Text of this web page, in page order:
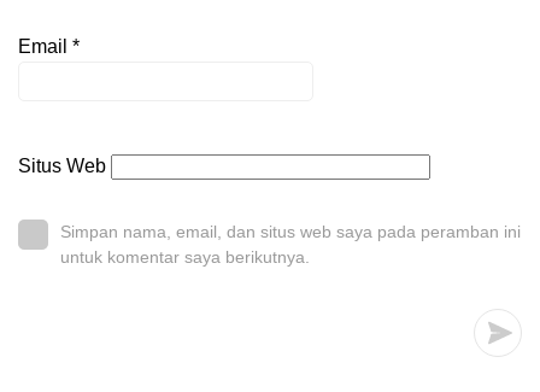
Email *
Situs Web
Simpan nama, email, dan situs web saya pada peramban ini
untuk komentar saya berikutnya.